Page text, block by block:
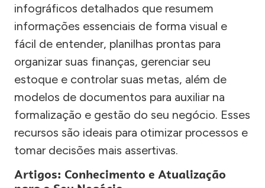
infográficos detalhados que resumem
informações essenciais de forma visual e
fácil de entender, planilhas prontas para
organizar suas finanças, gerenciar seu
estoque e controlar suas metas, além de
modelos de documentos para auxiliar na
formalização e gestão do seu negócio. Esses
recursos são ideais para otimizar processos e
tomar decisões mais assertivas.
Artigos: Conhecimento e Atualização